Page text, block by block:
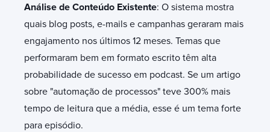
Análise de Conteúdo Existente: O sistema mostra
quais blog posts, e-mails e campanhas geraram mais
engajamento nos últimos 12 meses. Temas que
performaram bem em formato escrito têm alta
probabilidade de sucesso em podcast. Se um artigo
sobre "automação de processos" teve 300% mais
tempo de leitura que a média, esse é um tema forte
para episódio.